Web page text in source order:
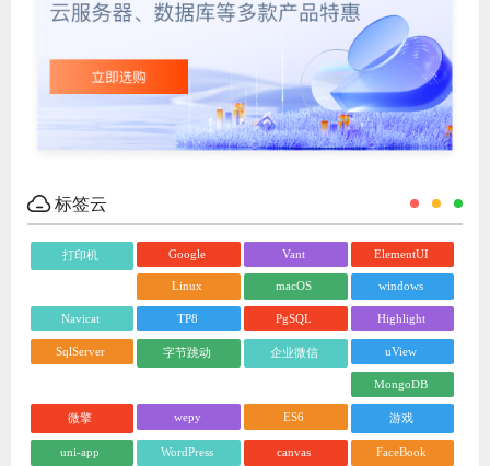
标签云
打印机 Google Vant ElementUI
Linux macOS windows
Navicat TP8 PgSQL Highlight
SqlServer 字节跳动 企业微信 uView
MongoDB
微擎 wepy ES6 游戏
uni-app WordPress canvas FaceBook